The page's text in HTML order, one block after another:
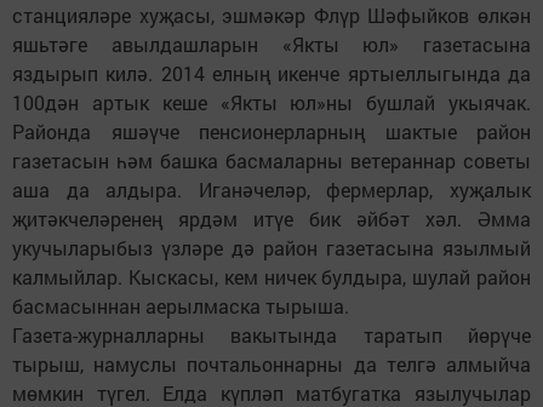
станцияләре хуҗасы, эшмәкәр Флүр Шәфыйков өлкән
яшьтәге авылдашларын «Якты юл» газетасына
яздырып килә. 2014 елның икенче яртыеллыгында да
100дән артык кеше «Якты юл»ны бушлай укыячак.
Районда яшәүче пенсионерларның шактые район
газетасын һәм башка басмаларны ветераннар советы
аша да алдыра. Иганәчеләр, фермерлар, хуҗалык
җитәкчеләренең ярдәм итүе бик әйбәт хәл. Әмма
укучыларыбыз үзләре дә район газетасына язылмый
калмыйлар. Кыскасы, кем ничек булдыра, шулай район
басмасыннан аерылмаска тырыша.
Газета-журналларны вакытында таратып йөрүче
тырыш, намуслы почтальоннарны да телгә алмыйча
мөмкин түгел. Елда күпләп матбугатка язылучылар